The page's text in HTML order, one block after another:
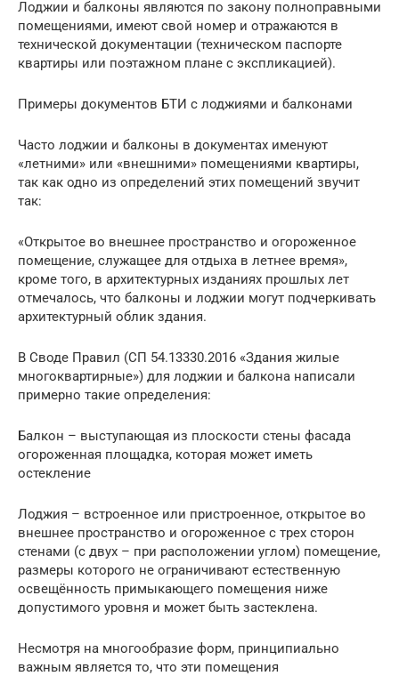
Лоджии и балконы являются по закону полноправными
помещениями, имеют свой номер и отражаются в
технической документации (техническом паспорте
квартиры или поэтажном плане с экспликацией).
Примеры документов БТИ с лоджиями и балконами
Часто лоджии и балконы в документах именуют
«летними» или «внешними» помещениями квартиры,
так как одно из определений этих помещений звучит
так:
«Открытое во внешнее пространство и огороженное
помещение, служащее для отдыха в летнее время»,
кроме того, в архитектурных изданиях прошлых лет
отмечалось, что балконы и лоджии могут подчеркивать
архитектурный облик здания.
В Своде Правил (СП 54.13330.2016 «Здания жилые
многоквартирные») для лоджии и балкона написали
примерно такие определения:
Балкон – выступающая из плоскости стены фасада
огороженная площадка, которая может иметь
остекление
Лоджия – встроенное или пристроенное, открытое во
внешнее пространство и огороженное с трех сторон
стенами (с двух – при расположении углом) помещение,
размеры которого не ограничивают естественную
освещённость примыкающего помещения ниже
допустимого уровня и может быть застеклена.
Несмотря на многообразие форм, принципиально
важным является то, что эти помещения